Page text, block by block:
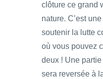
clôture ce grand
nature. C’est
soutenir la lutte
où vous pouvez
deux ! Une
sera reversée à